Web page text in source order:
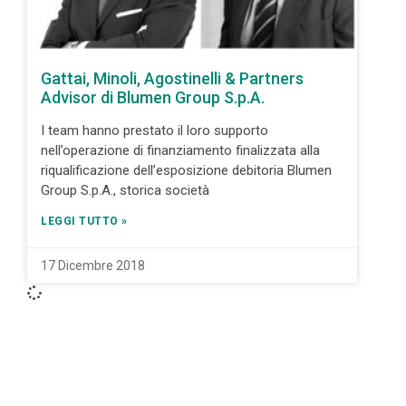
Gattai, Minoli, Agostinelli & Partners
Advisor di Blumen Group S.p.A.
I team hanno prestato il loro supporto
nell’operazione di finanziamento finalizzata alla
riqualificazione dell’esposizione debitoria Blumen
Group S.p.A., storica società
LEGGI TUTTO »
17 Dicembre 2018